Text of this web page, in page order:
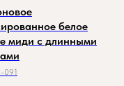
белое
миди с длинными
091